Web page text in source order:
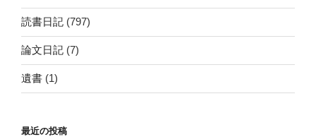
読書日記 (797)
論文日記 (7)
遺書 (1)
最近の投稿